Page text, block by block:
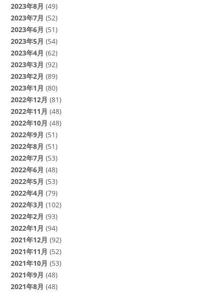
2023年8月 (49)
2023年7月 (52)
2023年6月 (51)
2023年5月 (54)
2023年4月 (62)
2023年3月 (92)
2023年2月 (89)
2023年1月 (80)
2022年12月 (81)
2022年11月 (48)
2022年10月 (48)
2022年9月 (51)
2022年8月 (51)
2022年7月 (53)
2022年6月 (48)
2022年5月 (53)
2022年4月 (79)
2022年3月 (102)
2022年2月 (93)
2022年1月 (94)
2021年12月 (92)
2021年11月 (52)
2021年10月 (53)
2021年9月 (48)
2021年8月 (48)